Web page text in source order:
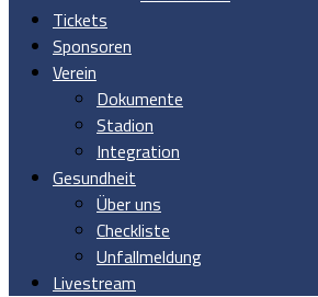
Tickets
Sponsoren
Verein
Dokumente
Stadion
Integration
Gesundheit
Über uns
Checkliste
Unfallmeldung
Livestream